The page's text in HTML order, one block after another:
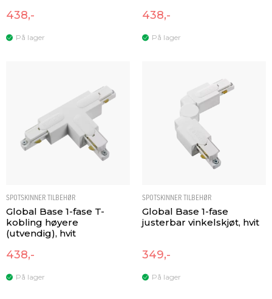
438,-
På lager
438,-
På lager
SPOTSKINNER TILBEHØR
Global Base 1-fase T-
kobling høyere
(utvendig), hvit
438,-
På lager
SPOTSKINNER TILBEHØR
Global Base 1-fase
justerbar vinkelskjøt, hvit
349,-
På lager